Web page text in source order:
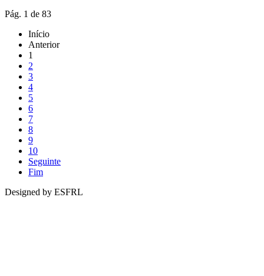
Pág. 1 de 83
Início
Anterior
1
2
3
4
5
6
7
8
9
10
Seguinte
Fim
Designed by ESFRL